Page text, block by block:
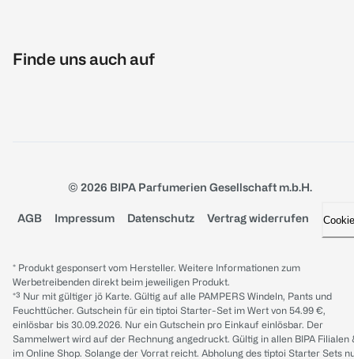
Finde uns auch auf
© 2026 BIPA Parfumerien Gesellschaft m.b.H.
AGB Impressum Datenschutz Vertrag widerrufen
* Produkt gesponsert vom Hersteller. Weitere Informationen zum
Werbetreibenden direkt beim jeweiligen Produkt.
*³ Nur mit gültiger jö Karte. Gültig auf alle PAMPERS Windeln, Pants und
Feuchttücher. Gutschein für ein tiptoi Starter-Set im Wert von 54.99 €,
einlösbar bis 30.09.2026. Nur ein Gutschein pro Einkauf einlösbar. Der
Sammelwert wird auf der Rechnung angedruckt. Gültig in allen BIPA Filialen
im Online Shop. Solange der Vorrat reicht. Abholung des tiptoi Starter Sets